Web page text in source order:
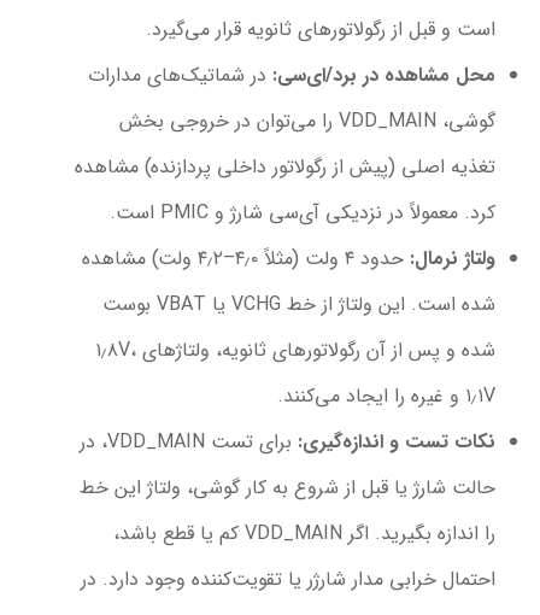
است و قبل از رگولاتورهای ثانویه قرار می‌گیرد.
محل مشاهده در برد/ای‌سی: در شماتیک‌های مدارات
گوشی، VDD_MAIN را می‌توان در خروجی بخش
تغذیه اصلی (پیش از رگولاتور داخلی پردازنده) مشاهده
کرد. معمولاً در نزدیکی آی‌سی شارژ و PMIC است.
ولتاژ نرمال:
حدود ۴ ولت (مثلاً ۴٫۰–۴٫۲ ولت) مشاهده
شده است. این ولتاژ از خط VCHG یا VBAT بوست
شده و پس از آن رگولاتورهای ثانویه، ولتاژهای ۱٫۸V،
۱٫۱V و غیره را ایجاد می‌کنند.
نکات تست و اندازه‌گیری:
برای تست VDD_MAIN، در
حالت شارژ یا قبل از شروع به کار گوشی، ولتاژ این خط
را اندازه بگیرید. اگر VDD_MAIN کم یا قطع باشد،
احتمال خرابی مدار شارژر یا تقویت‌کننده وجود دارد. در